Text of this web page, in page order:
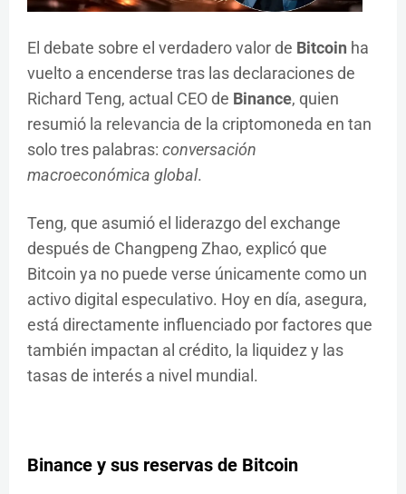
El debate sobre el verdadero valor de Bitcoin ha
vuelto a encenderse tras las declaraciones de
Richard Teng, actual CEO de Binance, quien
resumió la relevancia de la criptomoneda en tan
solo tres palabras: conversación
macroeconómica global.
Teng, que asumió el liderazgo del exchange
después de Changpeng Zhao, explicó que
Bitcoin ya no puede verse únicamente como un
activo digital especulativo. Hoy en día, asegura,
está directamente influenciado por factores que
también impactan al crédito, la liquidez y las
tasas de interés a nivel mundial.
Binance y sus reservas de Bitcoin